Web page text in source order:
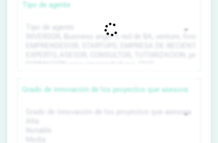
Tipo de agente
Grado de innovación de los proyectos que asesora